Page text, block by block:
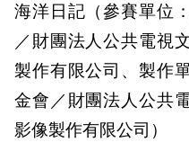
海洋日記（參賽單位
／財團法人公共電視
製作有限公司、製作
金會／財團法人公共
影像製作有限公司）